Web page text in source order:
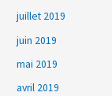
juillet 2019
juin 2019
mai 2019
avril 2019